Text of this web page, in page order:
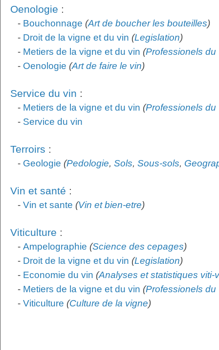
Oenologie :
- Bouchonnage (Art de boucher les bouteilles)
- Droit de la vigne et du vin (Legislation)
- Metiers de la vigne et du vin (Professionels du
- Oenologie (Art de faire le vin)
Service du vin :
- Metiers de la vigne et du vin (Professionels du
- Service du vin
Terroirs :
- Geologie (Pedologie, Sols, Sous-sols,
Vin et santé :
- Vin et sante (Vin et bien-etre)
Viticulture :
- Ampelographie (Science des cepages)
- Droit de la vigne et du vin (Legislation)
- Economie du vin (Analyses et statistiques viti-
- Metiers de la vigne et du vin (Professionels du
- Viticulture (Culture de la vigne)